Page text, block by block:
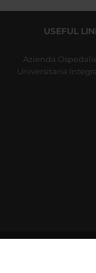
USEFUL
Azienda
Universitaria